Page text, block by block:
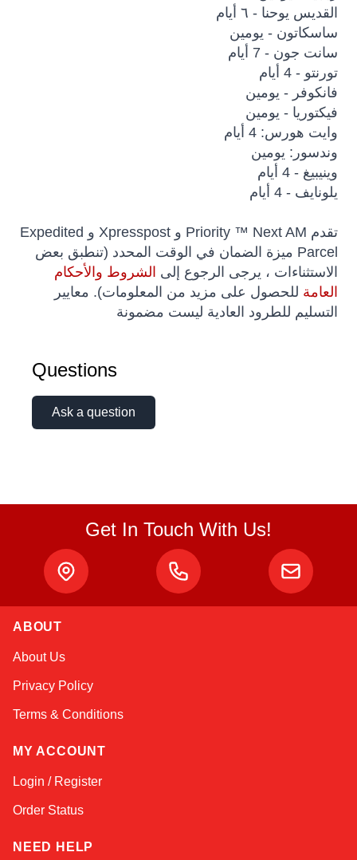
القديس يوحنا - ٦ أيام
ساسكاتون - يومين
سانت جون - 7 أيام
تورنتو - 4 أيام
فانكوفر - يومين
فيكتوريا - يومين
وايت هورس: 4 أيام
وندسور: يومين
وينيبيغ - 4 أيام
يلونايف - 4 أيام
تقدم Priority ™ Next AM و Xpresspost و Expedited
Parcel ميزة الضمان في الوقت المحدد (تنطبق بعض
الاستثناءات ، يرجى الرجوع إلى الشروط والأحكام
العامة للحصول على مزيد من المعلومات). معايير
التسليم للطرود العادية ليست مضمونة
Questions
Ask a question
Get In Touch With Us!
ABOUT
About Us
Privacy Policy
Terms & Conditions
MY ACCOUNT
Login / Register
Order Status
NEED HELP